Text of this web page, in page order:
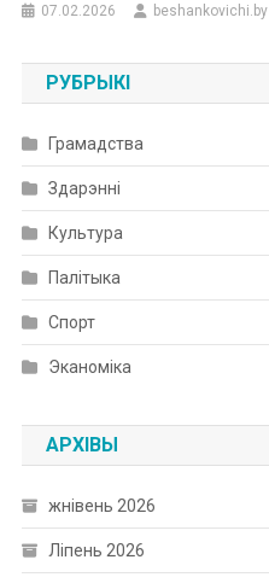
07.02.2026 beshankovichi.by
РУБРЫКІ
Грамадства
Здарэнні
Культура
Палітыка
Спорт
Эканоміка
АРХІВЫ
жнівень 2026
Ліпень 2026